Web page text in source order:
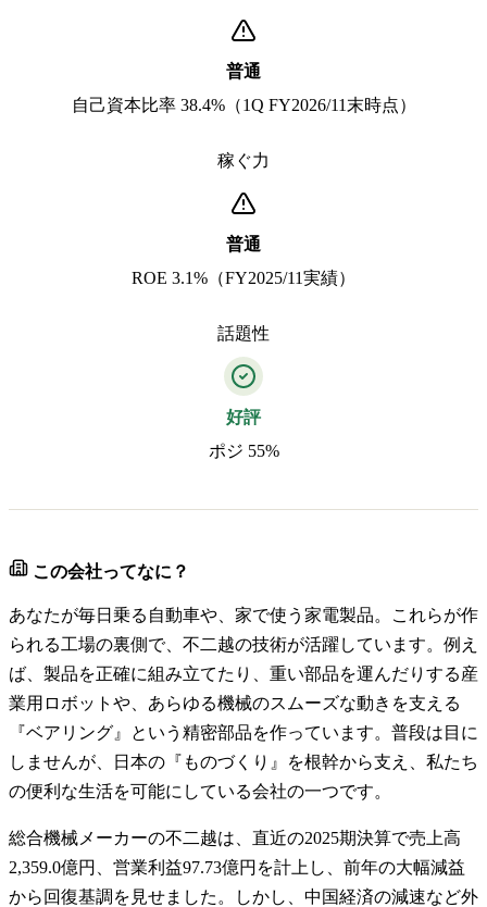
普通
自己資本比率 38.4%（1Q FY2026/11末時点）
稼ぐ力
普通
ROE 3.1%（FY2025/11実績）
話題性
好評
ポジ 55%
この会社ってなに？
あなたが毎日乗る自動車や、家で使う家電製品。これらが作
られる工場の裏側で、不二越の技術が活躍しています。例え
ば、製品を正確に組み立てたり、重い部品を運んだりする産
業用ロボットや、あらゆる機械のスムーズな動きを支える
『ベアリング』という精密部品を作っています。普段は目に
しませんが、日本の『ものづくり』を根幹から支え、私たち
の便利な生活を可能にしている会社の一つです。
総合機械メーカーの不二越は、直近の2025期決算で売上高
2,359.0億円、営業利益97.73億円を計上し、前年の大幅減益
から回復基調を見せました。しかし、中国経済の減速など外